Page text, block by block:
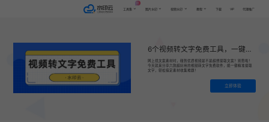
工具集 图片水印 视频水印 教程 下载 VIP 代理推广
6个视频转文字免费工具，一键提取视频文字！
网上找文案素材时，碰到优质视频是不是超想提取文案？别愁啦！
今天就来分享六款超好用的视频转文字免费软件，能一键精准提取
文字，轻松搞定素材收集难题！
立即体验